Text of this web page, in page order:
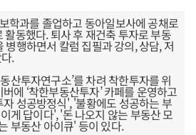
학과를 졸업하고 동아일보사에 공채로
활동했다. 퇴사 후 재건축 투자로 부동
병행하면서 칼럼 집필과 강의, 상담, 저
.
산투자연구소’를 차려 착한투자를 위
에 ‘착한부동산투자’ 카페를 운영하고
성공방정식', '불황에도 성공하는 부
게 답이다', '돈 나오지 않는 부동산 모
부동산 아이큐' 등이 있다.